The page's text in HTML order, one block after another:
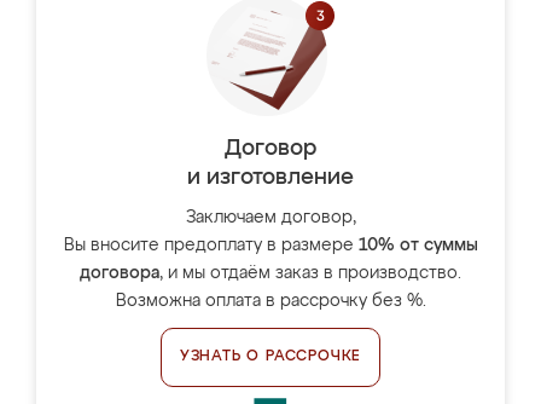
Договор
и изготовление
Заключаем договор,
Вы вносите предоплату в размере 10% от суммы
договора, и мы отдаём заказ в производство.
Возможна оплата в рассрочку без %.
УЗНАТЬ О РАССРОЧКЕ